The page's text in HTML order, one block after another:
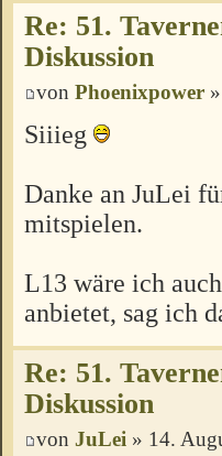
Re: 51.
Diskussion
von Phoenixpower
Siiieg
Danke an JuLei
mitspielen.
L13 wäre ich
anbietet, sag ich
Re: 51.
Diskussion
von JuLei » 14.